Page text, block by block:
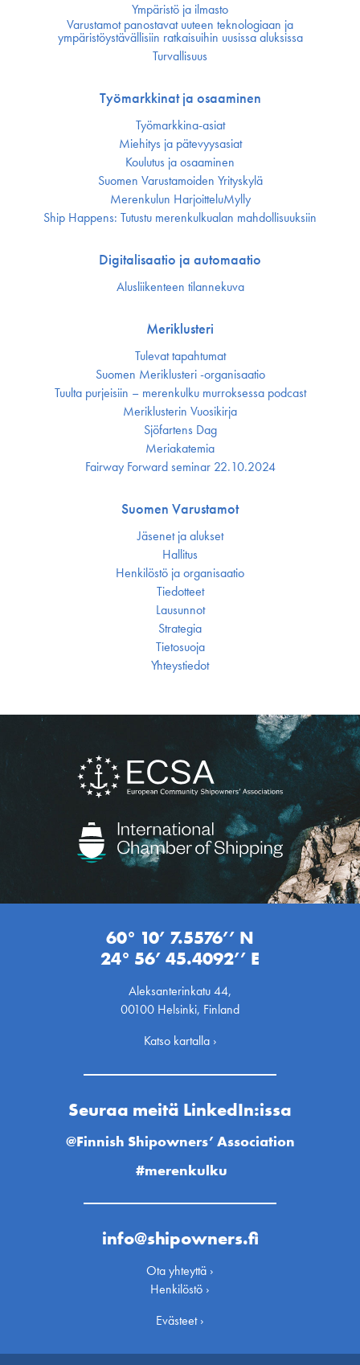
Ympäristö ja ilmasto
Varustamot panostavat uuteen teknologiaan ja
ympäristöystävällisiin ratkaisuihin uusissa aluksissa
Turvallisuus
Työmarkkinat ja osaaminen
Työmarkkina-asiat
Miehitys ja pätevyys­asiat
Koulutus ja osaaminen
Suomen Varustamoiden Yrityskylä
Merenkulun HarjoitteluMylly
Ship Happens: Tutustu merenkulkualan mahdollisuuksiin
Digitalisaatio ja automaatio
Alusliikenteen tilannekuva
Meriklusteri
Tulevat tapahtumat
Suomen Meriklusteri -organisaatio
Tuulta purjeisiin – merenkulku murroksessa podcast
Meriklusterin Vuosikirja
Sjöfartens Dag
Meriakatemia
Fairway Forward seminar 22.10.2024
Suomen Varustamot
Jäsenet ja alukset
Hallitus
Henkilöstö ja organisaatio
Tiedotteet
Lausunnot
Strategia
Tietosuoja
Yhteystiedot
60° 10’ 7.5576’’ N
24° 56’ 45.4092’’ E
Aleksanterinkatu 44,
00100 Helsinki, Finland
Katso kartalla ›
Seuraa meitä LinkedIn:issa
@Finnish Shipowners’ Association
#merenkulku
info@shipowners.fi
Ota yhteyttä ›
Henkilöstö ›
Evästeet ›